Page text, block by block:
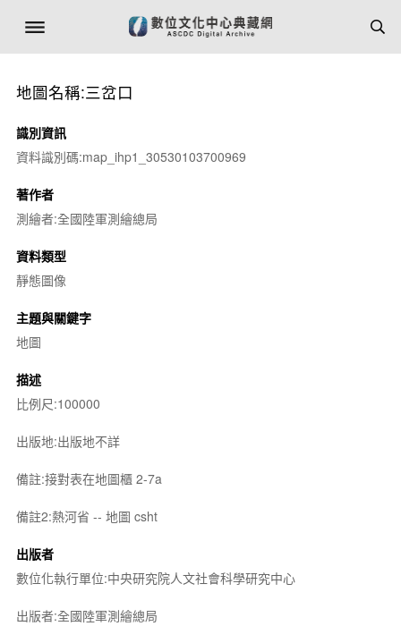
地圖名稱:三岔口
識別資訊
資料識別碼:map_ihp1_30530103700969
著作者
測繪者:全國陸軍測繪總局
資料類型
靜態圖像
主題與關鍵字
地圖
描述
比例尺:100000
出版地:出版地不詳
備註:接對表在地圖櫃 2-7a
備註2:熱河省 -- 地圖 csht
出版者
數位化執行單位:中央研究院人文社會科學研究中心
出版者:全國陸軍測繪總局